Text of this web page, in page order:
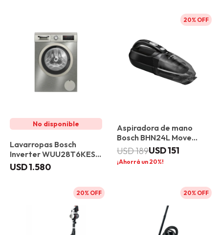
Lavarropas Bosch
Inverter WUU28T6KES 9
kg Acero Inox
USD1.580
20
Aspiradora de mano
Bosch BHN24L Move
Lithium USD151
USD189
20
20 20